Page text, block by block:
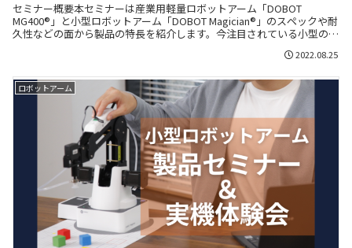
セミナー概要本セミナーは産業用軽量ロボットアーム「DOBOT
MG400®」と小型ロボットアーム「DOBOT Magician®」のスペックや耐
久性などの面から製品の特長を紹介します。今注目されている小型の卓
2022.08.25
ロボットアーム